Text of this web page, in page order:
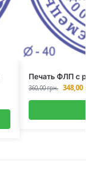
Печать ФЛП с
360,00грн. 348,00